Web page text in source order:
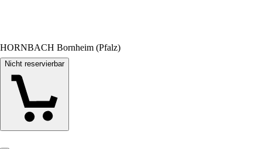
HORNBACH Bornheim (Pfalz)
Nicht reservierbar